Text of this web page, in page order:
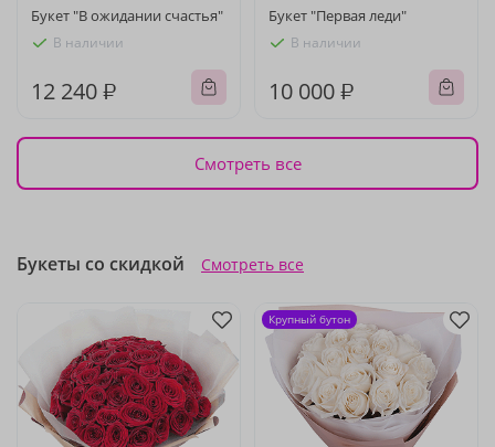
Букет "В ожидании счастья"
В наличии
12 240 ₽
Букет "Первая леди"
В наличии
10 000 ₽
Смотреть все
Букеты со скидкой Смотреть все
Крупный бутон